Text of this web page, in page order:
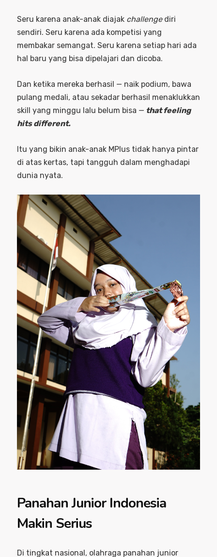
Seru karena anak-anak diajak challengediri
sendiri. Seru karena ada kompetisi yang
membakar semangat. Seru karena setiap hari ada
hal baru yang bisa dipelajari dan dicoba.
Dan ketika mereka berhasil — naik podium, bawa
pulang medali, atau sekadar berhasil menaklukkan
skill yang minggu lalu belum bisa — that feeling
hits different.
Itu yang bikin anak-anak MPlus tidak hanya pintar
di atas kertas, tapi tangguh dalam menghadapi
dunia nyata.
Panahan Junior Indonesia
Makin Serius
Di tingkat nasional, olahraga panahan junior